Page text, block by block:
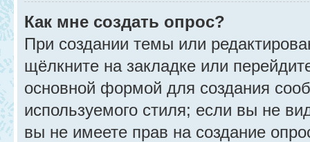
Как мне создать опрос?
При создании темы или
щёлкните на закладке или
основной формой для создания
используемого стиля; если вы не
вы не имеете прав на создание